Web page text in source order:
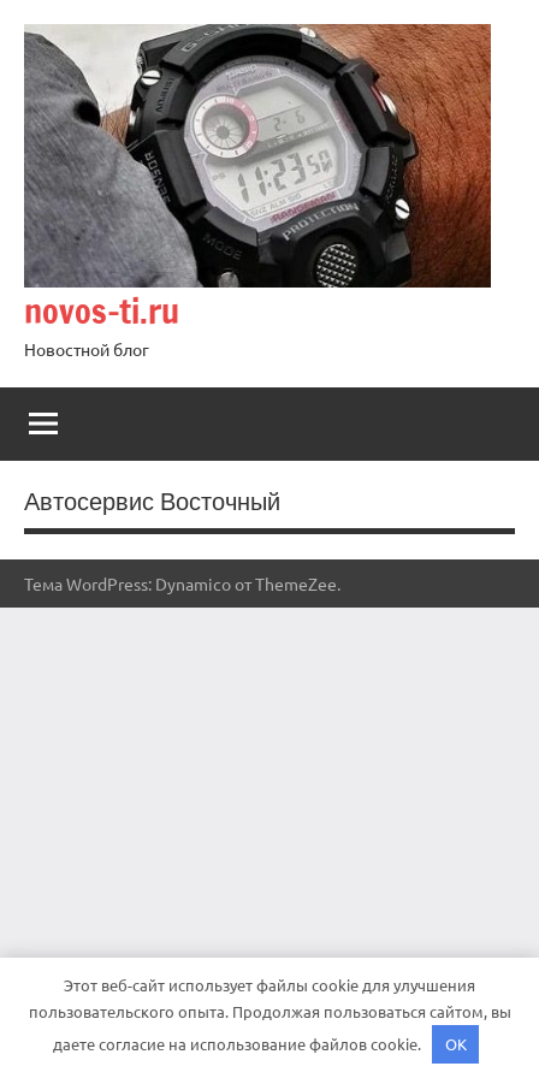
содержимому
novos-ti.ru
Новостной блог
Автосервис Восточный
Тема WordPress: Dynamico от ThemeZee.
Этот веб-сайт использует файлы cookie для улучшения
пользовательского опыта. Продолжая пользоваться сайтом, вы
даете согласие на использование файлов cookie.
OK